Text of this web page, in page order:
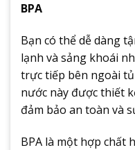
BPA
Bạn có thể dễ dàng
lạnh và sảng khoái
trực tiếp bên ngoài
nước này được thiết
đảm bảo an toàn và
BPA là một hợp chất